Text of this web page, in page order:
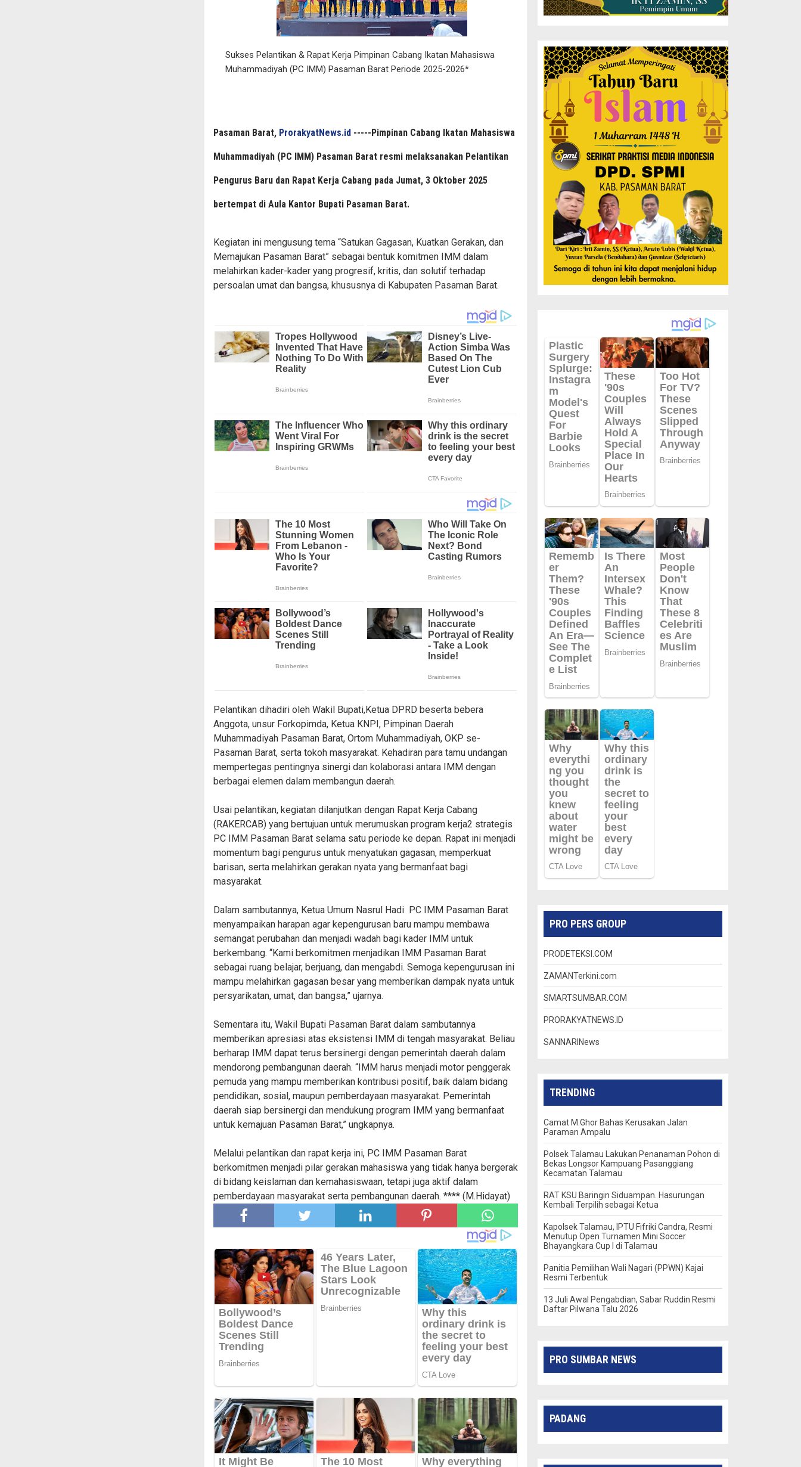
Sukses Pelantikan & Rapat Kerja Pimpinan Cabang Ikatan Mahasiswa
Muhammadiyah (PC IMM) Pasaman Barat Periode 2025-2026*
Pasaman Barat, ProrakyatNews.id-----Pimpinan Cabang Ikatan Mahasiswa
Muhammadiyah (PC IMM) Pasaman Barat resmi melaksanakan Pelantikan
Pengurus Baru dan Rapat Kerja Cabang pada Jumat, 3 Oktober 2025
bertempat di Aula Kantor Bupati Pasaman Barat.
Kegiatan ini mengusung tema “Satukan Gagasan, Kuatkan Gerakan, dan
Memajukan Pasaman Barat” sebagai bentuk komitmen IMM dalam
melahirkan kader-kader yang progresif, kritis, dan solutif terhadap
persoalan umat dan bangsa, khususnya di Kabupaten Pasaman Barat.
Pelantikan dihadiri oleh Wakil Bupati,Ketua DPRD beserta bebera
Anggota, unsur Forkopimda, Ketua KNPI, Pimpinan Daerah
Muhammadiyah Pasaman Barat, Ortom Muhammadiyah, OKP se-
Pasaman Barat, serta tokoh masyarakat. Kehadiran para tamu undangan
mempertegas pentingnya sinergi dan kolaborasi antara IMM dengan
berbagai elemen dalam membangun daerah.
Usai pelantikan, kegiatan dilanjutkan dengan Rapat Kerja Cabang
(RAKERCAB) yang bertujuan untuk merumuskan program kerja2 strategis
PC IMM Pasaman Barat selama satu periode ke depan. Rapat ini menjadi
momentum bagi pengurus untuk menyatukan gagasan, memperkuat
barisan, serta melahirkan gerakan nyata yang bermanfaat bagi
masyarakat.
Dalam sambutannya, Ketua Umum Nasrul Hadi PC IMM Pasaman Barat
menyampaikan harapan agar kepengurusan baru mampu membawa
semangat perubahan dan menjadi wadah bagi kader IMM untuk
berkembang. “Kami berkomitmen menjadikan IMM Pasaman Barat
sebagai ruang belajar, berjuang, dan mengabdi. Semoga kepengurusan ini
mampu melahirkan gagasan besar yang memberikan dampak nyata untuk
persyarikatan, umat, dan bangsa,” ujarnya.
Sementara itu, Wakil Bupati Pasaman Barat dalam sambutannya
memberikan apresiasi atas eksistensi IMM di tengah masyarakat. Beliau
berharap IMM dapat terus bersinergi dengan pemerintah daerah dalam
mendorong pembangunan daerah. “IMM harus menjadi motor penggerak
pemuda yang mampu memberikan kontribusi positif, baik dalam bidang
pendidikan, sosial, maupun pemberdayaan masyarakat. Pemerintah
daerah siap bersinergi dan mendukung program IMM yang bermanfaat
untuk kemajuan Pasaman Barat,” ungkapnya.
Melalui pelantikan dan rapat kerja ini, PC IMM Pasaman Barat
berkomitmen menjadi pilar gerakan mahasiswa yang tidak hanya bergerak
di bidang keislaman dan kemahasiswaan, tetapi juga aktif dalam
pemberdayaan masyarakat serta pembangunan daerah. **** (M.Hidayat)
PRO PERS GROUP
PRODETEKSI.COM
ZAMANTerkini.com
SMARTSUMBAR.COM
PRORAKYATNEWS.ID
SANNARINews
TRENDING
Camat M.Ghor Bahas Kerusakan Jalan
Paraman Ampalu
Polsek Talamau Lakukan Penanaman Pohon di
Bekas Longsor Kampuang Pasanggiang
Kecamatan Talamau
RAT KSU Baringin Siduampan. Hasurungan
Kembali Terpilih sebagai Ketua
Kapolsek Talamau, IPTU Fifriki Candra, Resmi
Menutup Open Turnamen Mini Soccer
Bhayangkara Cup I di Talamau
Panitia Pemilihan Wali Nagari (PPWN) Kajai
Resmi Terbentuk
13 Juli Awal Pengabdian, Sabar Ruddin Resmi
Daftar Pilwana Talu 2026
PRO SUMBAR NEWS
PADANG